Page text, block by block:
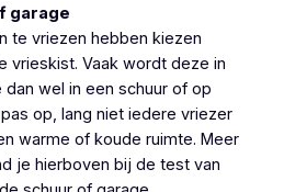
garage
te vriezen hebben kiezen
vrieskist. Vaak wordt deze in
wel in een schuur of op
op, lang niet iedere vriezer
warme of koude ruimte. Meer
je hierboven bij de test van